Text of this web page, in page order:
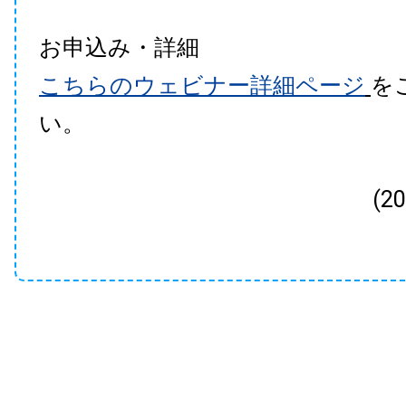
お申込み・詳細
こちらのウェビナー詳細ページ を
い。